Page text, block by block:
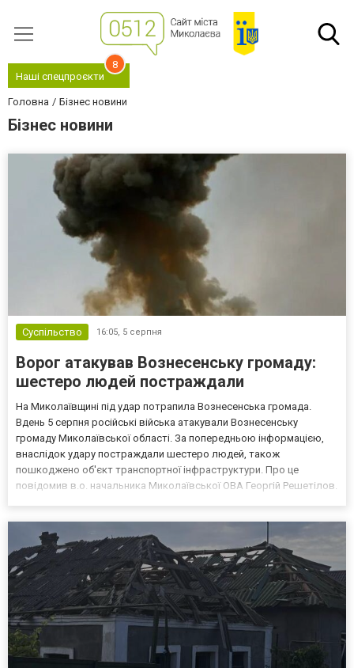
Наші спецпроєкти
8
Головна Бізнес новини
Бізнес новини
Суспільство 16:05, 5 серпня
Ворог атакував Вознесенську громаду:
шестеро людей постраждали
На Миколаївщині під удар потрапила Вознесенська громада.
Вдень 5 серпня російські війська атакували Вознесенську
громаду Миколаївської області. За попередньою інформацією,
внаслідок удару постраждали шестеро людей, також
пошкоджено об'єкт транспортної інфраструктури. Про це
повідомив в.о. начальника Миколаївської ОВА Георгій Решетілов.
них: 39-р...